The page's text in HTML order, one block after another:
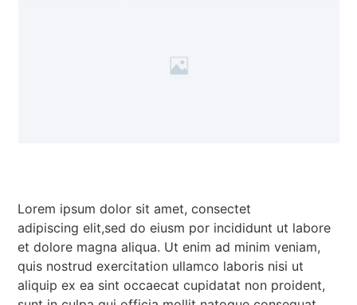
Lorem ipsum dolor sit amet, consectet
adipiscing elit,sed do eiusm por incididunt ut labore
et dolore magna aliqua. Ut enim ad minim veniam,
quis nostrud exercitation ullamco laboris nisi ut
aliquip ex ea sint occaecat cupidatat non proident,